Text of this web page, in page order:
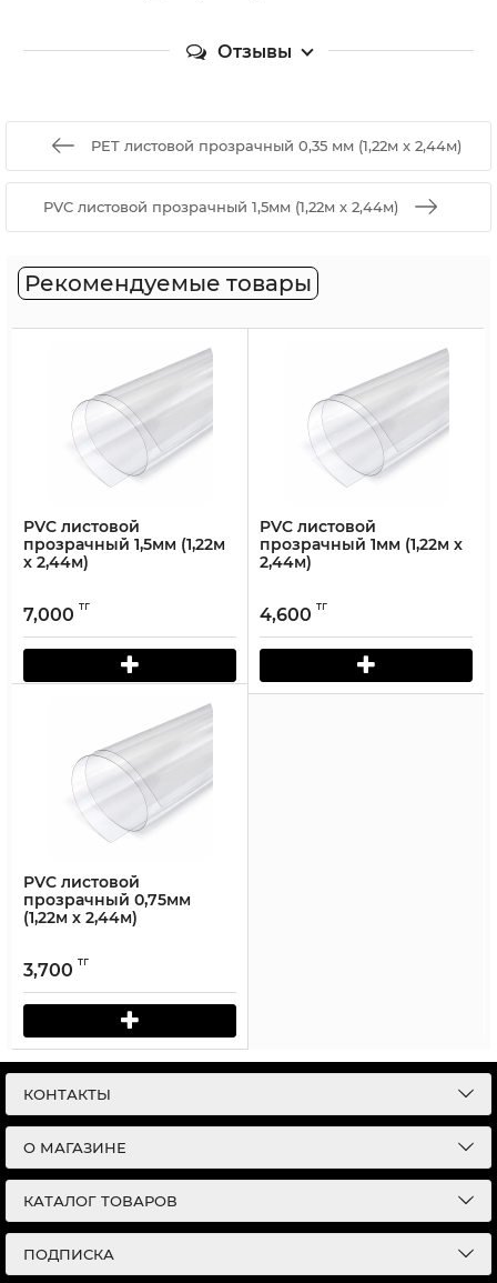
Отзывы
PET листовой прозрачный 0,35 мм (1,22м х 2,44м)
PVC листовой прозрачный 1,5мм (1,22м х 2,44м)
Рекомендуемые товары
PVC листовой
прозрачный 1,5мм (1,22м
х 2,44м)
7,000 тг
PVC листовой
прозрачный 1мм (1,22м х
2,44м)
4,600 тг
PVC листовой
прозрачный 0,75мм
(1,22м х 2,44м)
3,700 тг
КОНТАКТЫ
О МАГАЗИНЕ
КАТАЛОГ ТОВАРОВ
ПОДПИСКА